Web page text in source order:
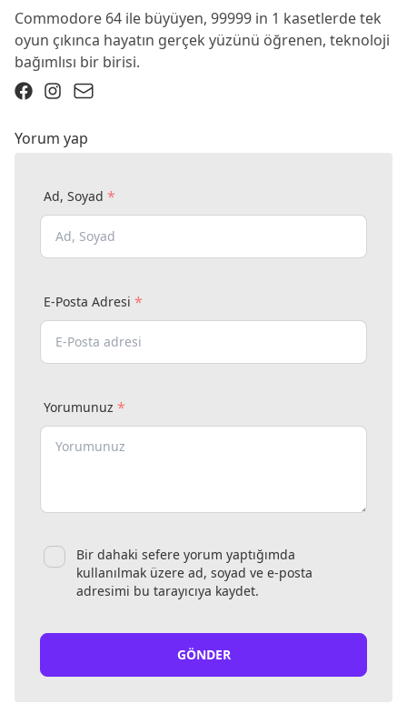
Commodore 64 ile büyüyen, 99999 in 1 kasetlerde tek
oyun çıkınca hayatın gerçek yüzünü öğrenen, teknoloji
bağımlısı bir birisi.
Yorum yap
Ad, Soyad *
E-Posta Adresi *
Yorumunuz *
Bir dahaki sefere yorum yaptığımda
kullanılmak üzere ad, soyad ve e-posta
adresimi bu tarayıcıya kaydet.
GÖNDER